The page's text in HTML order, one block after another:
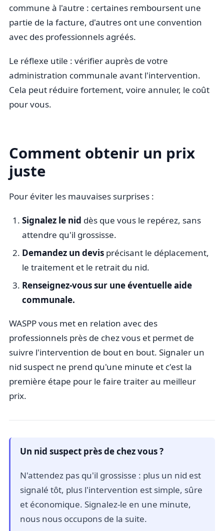
commune à l'autre : certaines remboursent une
partie de la facture, d'autres ont une convention
avec des professionnels agréés.
Le réflexe utile : vérifier auprès de votre
administration communale avant l'intervention.
Cela peut réduire fortement, voire annuler, le coût
pour vous.
Comment obtenir un prix
juste
Pour éviter les mauvaises surprises :
Signalez le nid dès que vous le repérez, sans
attendre qu'il grossisse.
Demandez un devisprécisant le déplacement,
le traitement et le retrait du nid.
Renseignez-vous sur une éventuelle aide
communale.
WASPP vous met en relation avec des
professionnels près de chez vous et permet de
suivre l'intervention de bout en bout. Signaler un
nid suspect ne prend qu'une minute et c'est la
première étape pour le faire traiter au meilleur
prix.
Un nid suspect près de chez vous ?
N'attendez pas qu'il grossisse : plus un nid est
signalé tôt, plus l'intervention est simple, sûre
et économique. Signalez-le en une minute,
nous nous occupons de la suite.